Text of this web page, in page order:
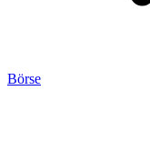
Börse